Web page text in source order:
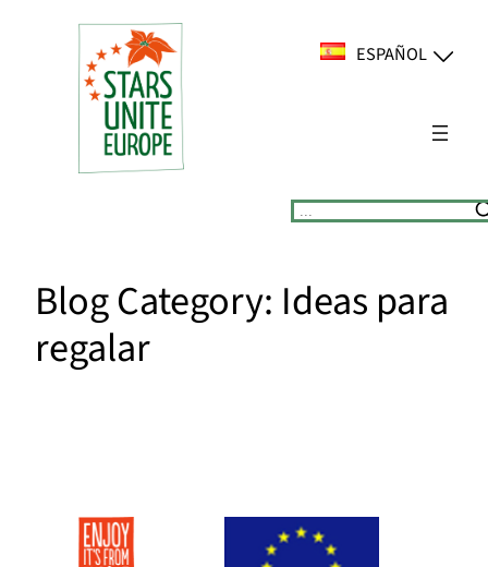
ESPAÑOL
Suchen
Blog Category: Ideas para
regalar